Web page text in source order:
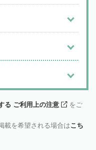
る ご利用上の注意
をご
載を希望される場合はこち